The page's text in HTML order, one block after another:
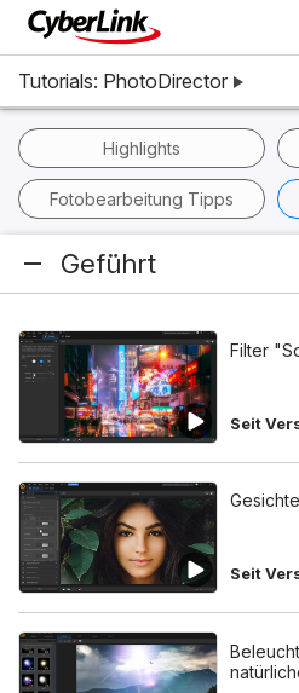
Tutorials: PhotoDirector
Highlights
Fotobearbeitung Tipps
Geführt
Filter
Seit
Seit